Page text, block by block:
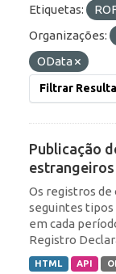
Etiquetas:
Organizações:
OData
Filtrar
Publicação
estrangeiros
Os registros
seguintes tipos
em cada
Registro
HTML API